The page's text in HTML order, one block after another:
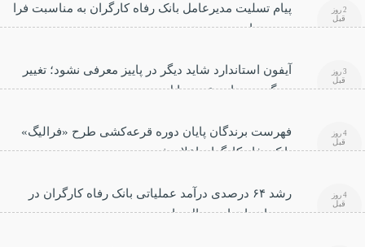
پیام تسلیت مدیرعامل بانک رفاه کارگران به مناسبت فرا
رسیدن اربعین حسینی
2 روز
قبل
آیفون استاندارد شاید دیگر در پاییز معرفی نشود؛ تغییر
بزرگ در برنامه عرضه اپل
3 روز
قبل
فهرست برندگان پایان دوره قرعه‌کشی طرح «فرالیگ»
بانک رفاه کارگران اعلام شد
4 روز
قبل
رشد ۶۴ درصدی درآمد عملیاتی بانک رفاه کارگران در
سه‌ماهه ابتدایی سال جاری
4 روز
قبل